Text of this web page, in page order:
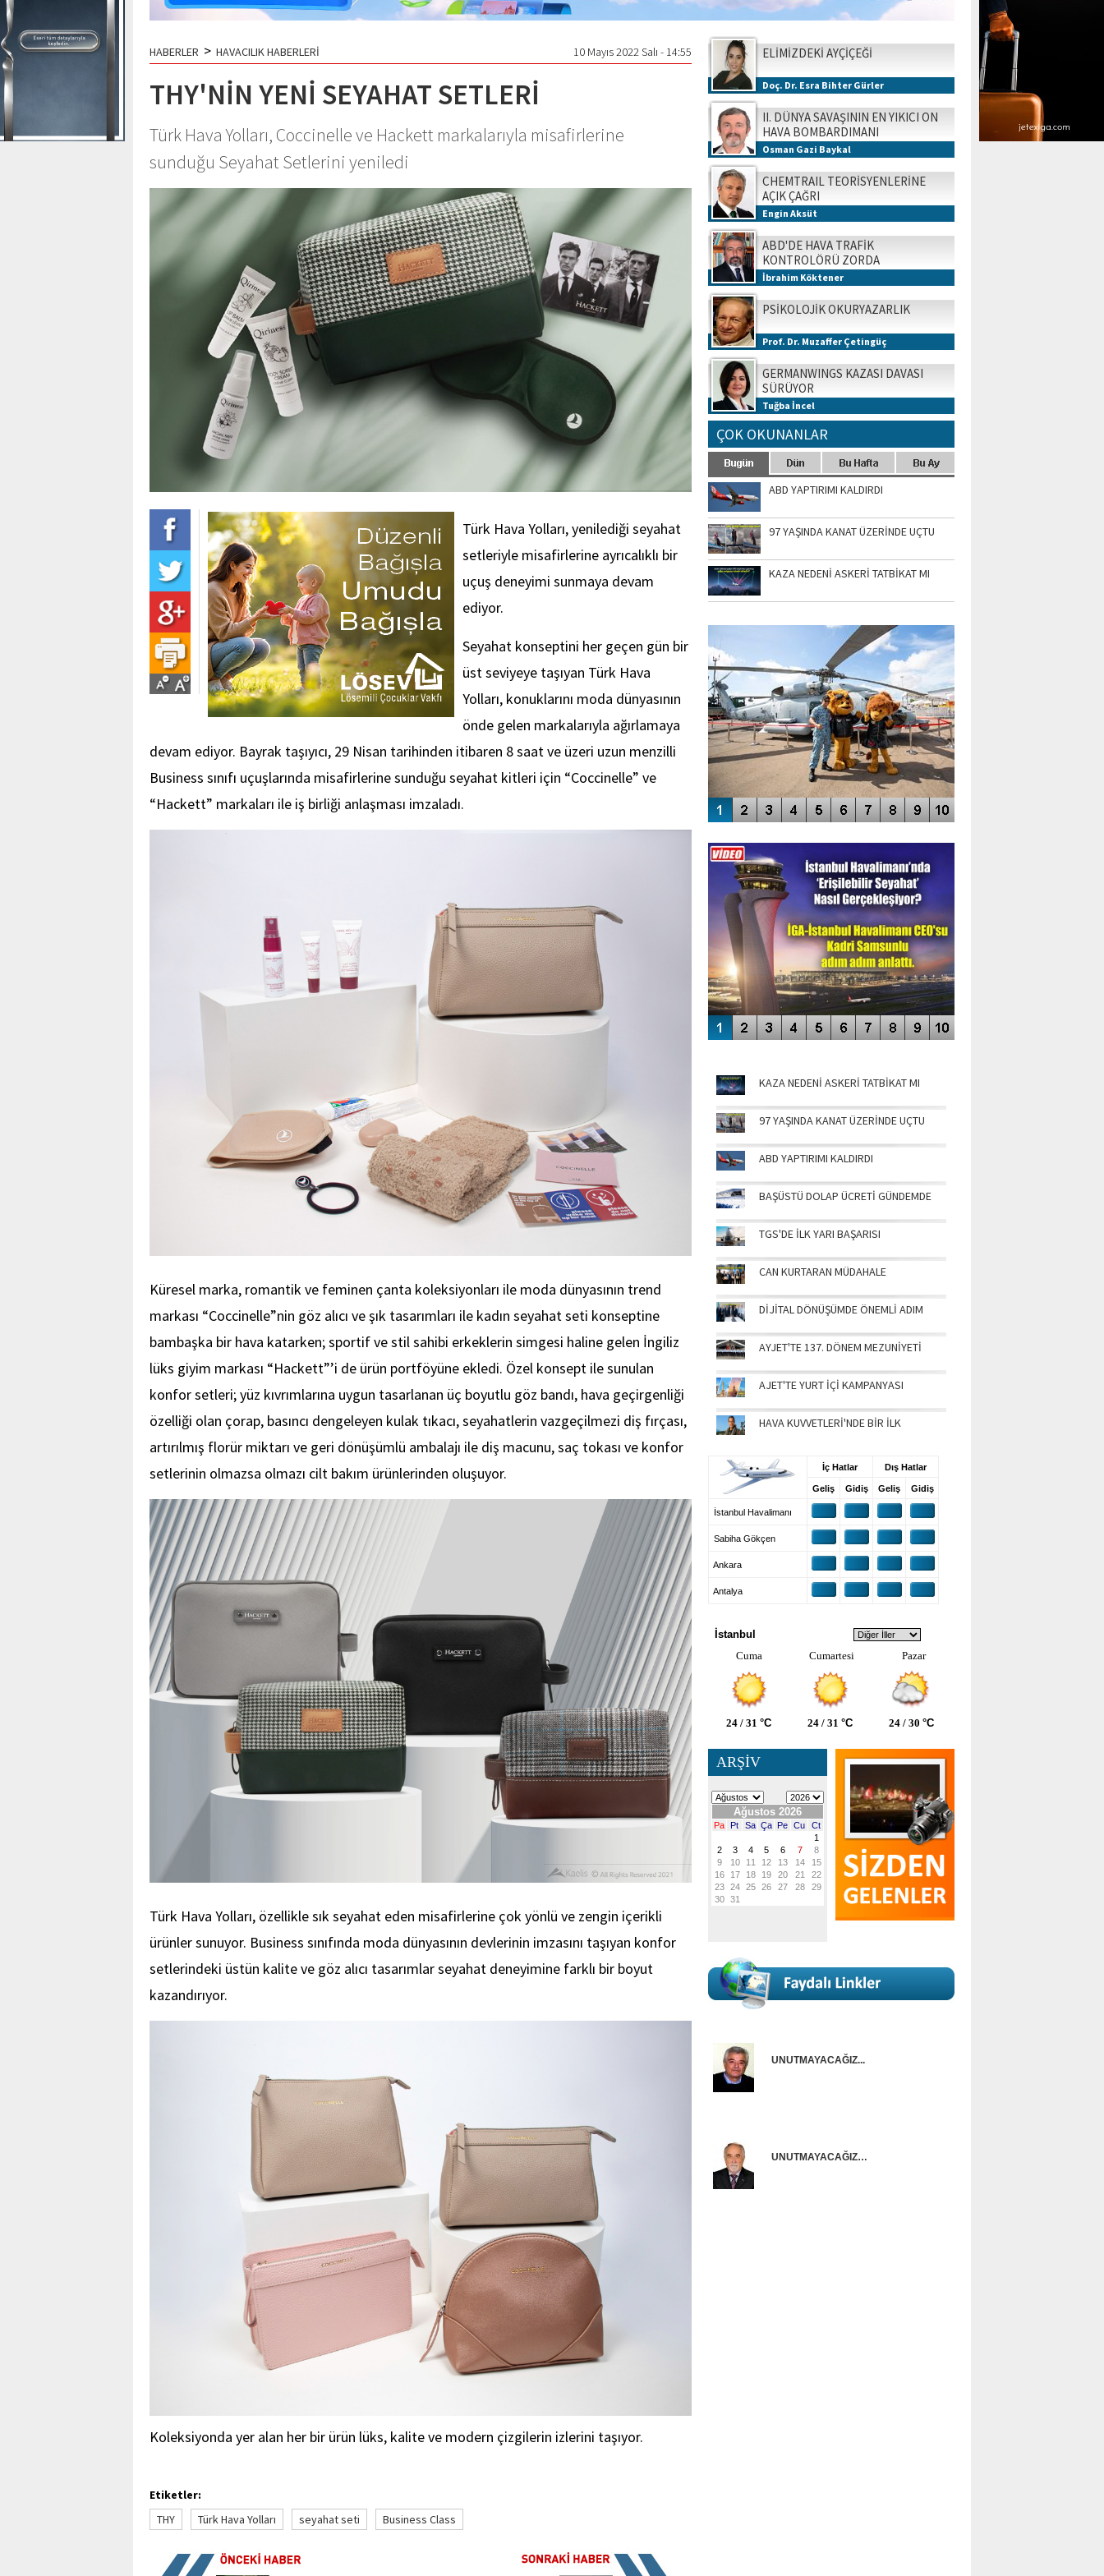
HABERLER > HAVACILIK HABERLERİ 10 Mayıs 2022 Salı - 14:55
THY'NİN YENİ SEYAHAT SETLERİ
Türk Hava Yolları, Coccinelle ve Hackett markalarıyla misafirlerine
sunduğu Seyahat Setlerini yeniledi
Türk Hava Yolları, yenilediği seyahat
setleriyle misafirlerine ayrıcalıklı bir
uçuş deneyimi sunmaya devam
ediyor.
Seyahat konseptini her geçen gün bir
üst seviyeye taşıyan Türk Hava
Yolları, konuklarını moda dünyasının
önde gelen markalarıyla ağırlamaya
devam ediyor. Bayrak taşıyıcı, 29 Nisan tarihinden itibaren 8 saat ve üzeri uzun menzilli
Business sınıfı uçuşlarında misafirlerine sunduğu seyahat kitleri için “Coccinelle” ve
“Hackett” markaları ile iş birliği anlaşması imzaladı.
Küresel marka, romantik ve feminen çanta koleksiyonları ile moda dünyasının trend
markası “Coccinelle”nin göz alıcı ve şık tasarımları ile kadın seyahat seti konseptine
bambaşka bir hava katarken; sportif ve stil sahibi erkeklerin simgesi haline gelen İngiliz
lüks giyim markası “Hackett”’i de ürün portföyüne ekledi. Özel konsept ile sunulan
konfor setleri; yüz kıvrımlarına uygun tasarlanan üç boyutlu göz bandı, hava geçirgenliği
özelliği olan çorap, basıncı dengeleyen kulak tıkacı, seyahatlerin vazgeçilmezi diş fırçası,
artırılmış florür miktarı ve geri dönüşümlü ambalajı ile diş macunu, saç tokası ve konfor
setlerinin olmazsa olmazı cilt bakım ürünlerinden oluşuyor.
Türk Hava Yolları, özellikle sık seyahat eden misafirlerine çok yönlü ve zengin içerikli
ürünler sunuyor. Business sınıfında moda dünyasının devlerinin imzasını taşıyan konfor
setlerindeki üstün kalite ve göz alıcı tasarımlar seyahat deneyimine farklı bir boyut
kazandırıyor.
Koleksiyonda yer alan her bir ürün lüks, kalite ve modern çizgilerin izlerini taşıyor.
Etiketler:
THY
Türk Hava Yolları seyahat seti Business Class
ELİMİZDEKİ AYÇİÇEĞİ
Doç. Dr. Esra Bihter Gürler
II. DÜNYA SAVAŞININ EN YIKICI ON
HAVA BOMBARDIMANI
Osman Gazi Baykal
CHEMTRAIL TEORİSYENLERİNE
AÇIK ÇAĞRI
Engin Aksüt
ABD'DE HAVA TRAFİK
KONTROLÖRÜ ZORDA
İbrahim Köktener
PSİKOLOJİK OKURYAZARLIK
Prof. Dr. Muzaffer Çetingüç
GERMANWINGS KAZASI DAVASI
SÜRÜYOR
Tuğba İncel
ÇOK OKUNANLAR
ABD YAPTIRIMI KALDIRDI
97 YAŞINDA KANAT ÜZERİNDE UÇTU
KAZA NEDENİ ASKERİ TATBİKAT MI
SİNGAPUR AIRSHOW-2020
ENGELLERİN AŞILDIĞI HAVALİMANI
KAZA NEDENİ ASKERİ TATBİKAT MI
97 YAŞINDA KANAT ÜZERİNDE UÇTU
ABD YAPTIRIMI KALDIRDI
BAŞÜSTÜ DOLAP ÜCRETİ GÜNDEMDE
TGS'DE İLK YARI BAŞARISI
CAN KURTARAN MÜDAHALE
DİJİTAL DÖNÜŞÜMDE ÖNEMLİ ADIM
AYJET'TE 137. DÖNEM MEZUNİYETİ
AJET'TE YURT İÇİ KAMPANYASI
HAVA KUVVETLERİ'NDE BİR İLK
İç Hatlar Dış Hatlar
Geliş Gidiş Geliş Gidiş
İstanbul Havalimanı
Sabiha Gökçen
Ankara
Antalya
İstanbul
Cuma
Cumartesi Pazar
24 / 31 °C 24 / 31 °C 24 / 30 °C
ARŞİV
UNUTMAYACAĞIZ...
UNUTMAYACAĞIZ…